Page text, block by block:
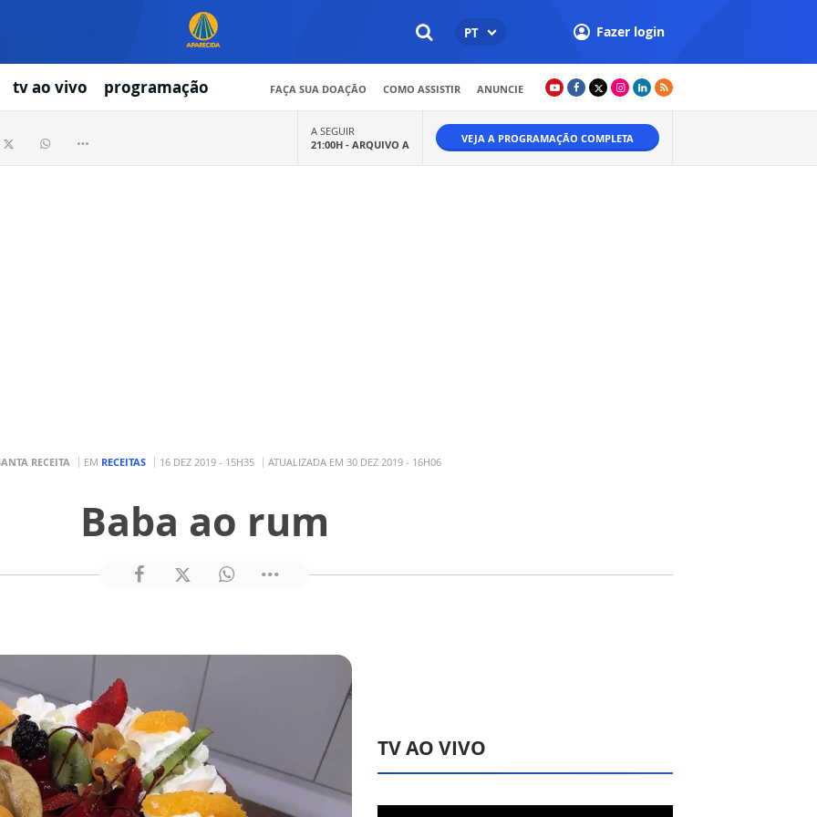
PT Fazer login
tv ao vivo programação FAÇA SUA DOAÇÃO COMO ASSISTIR ANUNCIE
A SEGUIR
21:00H - ARQUIVO A VEJA A PROGRAMAÇÃO COMPLETA
RECEITA EM RECEITAS 16 DEZ 2019 - 15H35 ATUALIZADA EM 30 DEZ 2019 - 16H06
Baba ao rum
TV AO VIVO